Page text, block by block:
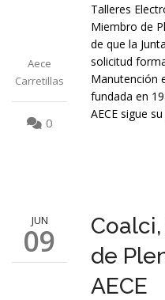
Aece
Carretillas
0
Talleres
Miembro de
de que la
solicitud
Manutención
fundada en
AECE sigue
JUN
09
de
AECE